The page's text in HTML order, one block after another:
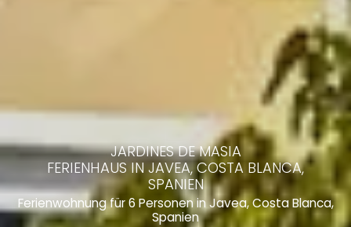
JARDINES DE MASIA
FERIENHAUS IN JAVEA, COSTA BLANCA,
SPANIEN
Ferienwohnung für 6 Personen in Javea, Costa Blanca,
Spanien